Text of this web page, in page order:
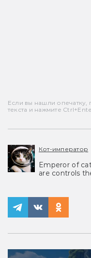
Если вы нашли опечатку,
текста и нажмите
Кот-император
Emperor of
are controls